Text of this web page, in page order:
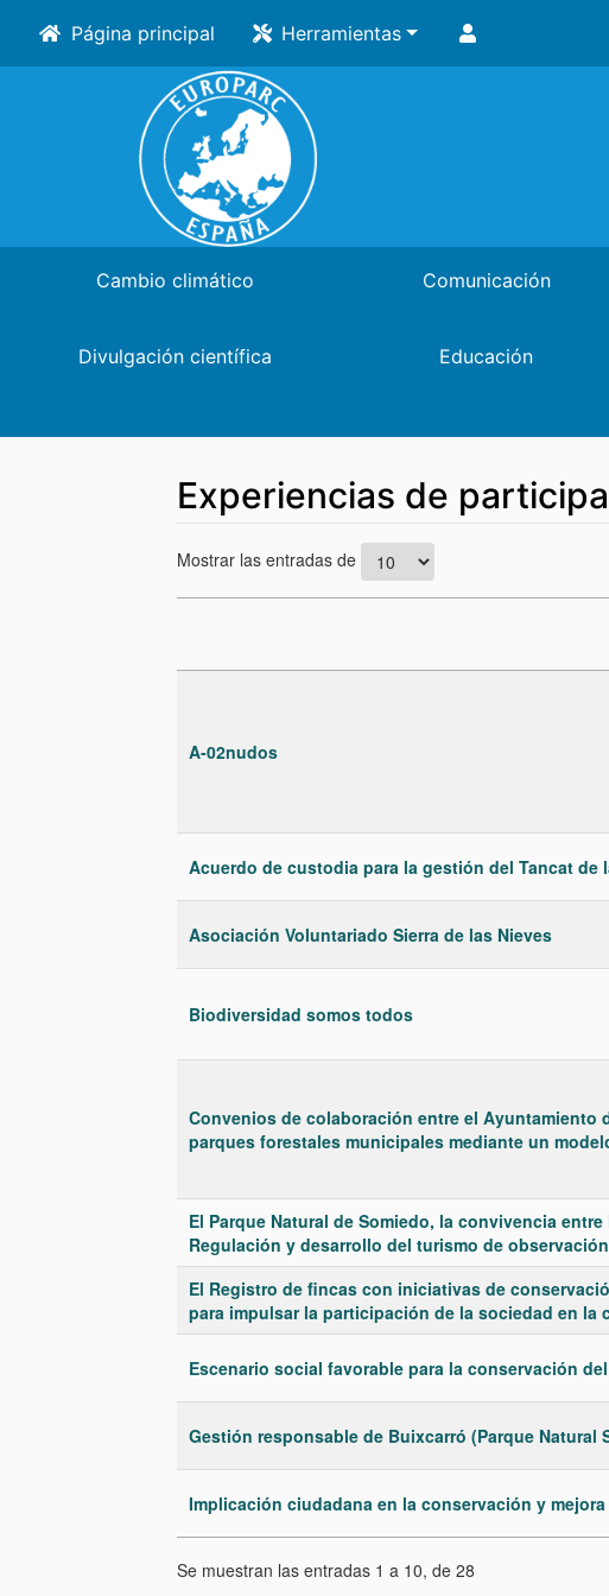
Página principal Herramientas
Cambio climático Comunicación
Divulgación científica
Educación
Experiencias de
Saltar a:navegación, buscar
Mostrar las entradas de
A-02nudos
Acuerdo de custodia para la gestión del Tancat de
Asociación Voluntariado Sierra de las Nieves
Biodiversidad somos todos
Convenios de colaboración entre el Ayuntamiento
parques forestales municipales mediante un
El Parque Natural de Somiedo, la convivencia
Regulación y desarrollo del turismo de
El Registro de fincas con iniciativas de
para impulsar la participación de la sociedad en la
Escenario social favorable para la conservación
Gestión responsable de Buixcarró (Parque
Implicación ciudadana en la conservación y
Se muestran las entradas 1 a 10, de 28